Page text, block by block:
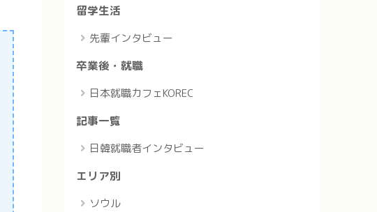
留学生活
先輩インタビュー
卒業後・就職
日本就職カフェKOREC
記事一覧
日韓就職者インタビュー
エリア別
ソウル